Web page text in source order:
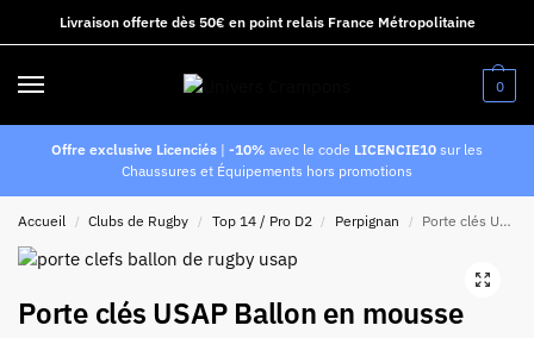
Livraison offerte dès 50€ en point relais France Métropolitaine
0
Offre exclusive Licenciés | -10% avec le code LICENCIE10 sur les
Chaussures et Équipements hors promotions
Accueil / Clubs de Rugby / Top 14 / Pro D2 / Perpignan / Porte clés USAP Ballon en mousse Gilbert
Porte clés USAP Ballon en mousse